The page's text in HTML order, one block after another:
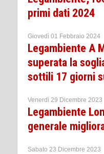
primi dati 2024
Giovedì 01 Febbraio 2024
Legambiente A
superata la
sottili 17 giorni
Venerdì 29 Dicembre 2023
Legambiente
generale
Sabato 23 Dicembre 2023